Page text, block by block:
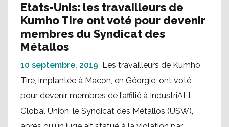
Etats-Unis: les travailleurs de
Kumho Tire ont voté pour devenir
membres du Syndicat des
Métallos
10 septembre, 2019 Les travailleurs de Kumho
Tire, implantée à Macon, en Géorgie, ont voté
pour devenir membres de l’affilié à IndustriALL
Global Union, le Syndicat des Métallos (USW),